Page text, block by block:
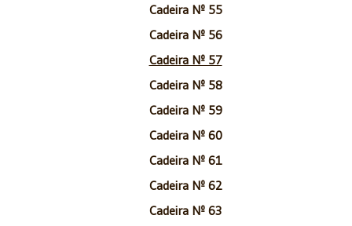
Cadeira Nº 55
Cadeira Nº 56
Cadeira Nº 57
Cadeira Nº 58
Cadeira Nº 59
Cadeira Nº 60
Cadeira Nº 61
Cadeira Nº 62
Cadeira Nº 63